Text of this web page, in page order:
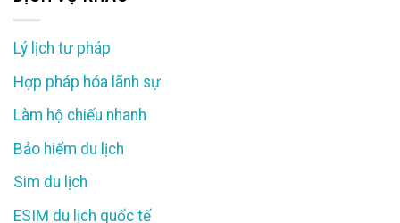
Lý lịch tư pháp
Hợp pháp hóa lãnh sự
Làm hộ chiếu nhanh
Bảo hiểm du lịch
Sim du lịch
ESIM du lịch quốc tế